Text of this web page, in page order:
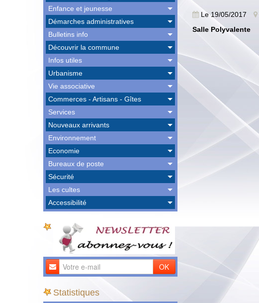
Enfance et jeunesse
Démarches administratives
Bulletins info
Découvrir la commune
Infos utiles
Urbanisme
Vie associative
Commerces - Artisans - Gîtes
Services
Nouveaux arrivants
Environnement
Economie
Bureaux de poste
Sécurité
Les cultes
Accessibilité
OK
Statistiques
Le 19/05/2017
Salle Polyvalente